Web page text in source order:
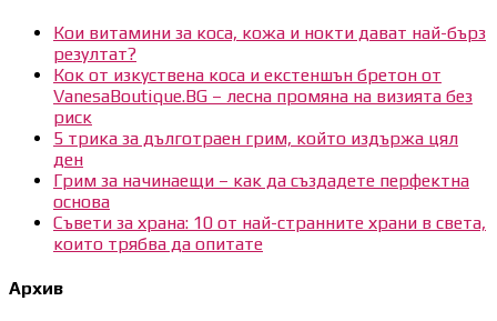
Кои витамини за коса, кожа и нокти дават най-бърз
резултат?
Кок от изкуствена коса и екстеншън бретон от
VanesaBoutique.BG – лесна промяна на визията без
риск
5 трика за дълготраен грим, който издържа цял
ден
Грим за начинаещи – как да създадете перфектна
основа
Съвети за храна: 10 от най-странните храни в света,
които трябва да опитате
Архив